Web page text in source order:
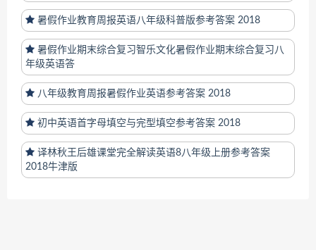
暑假作业教育周报英语八年级科普版参考答案 2018
暑假作业期末综合复习智乐文化暑假作业期末综合复习八
年级英语答
八年级教育周报暑假作业英语参考答案 2018
初中英语首字母填空与完型填空参考答案 2018
译林秋王后雄课堂完全解读英语8八年级上册参考答案
2018牛津版